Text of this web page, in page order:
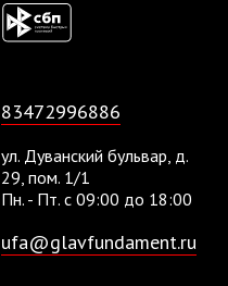
83472996886
ул. Дуванский бульвар, д.
29, пом. 1/1
Пн. - Пт. с 09:00 до 18:00
ufa@glavfundament.ru